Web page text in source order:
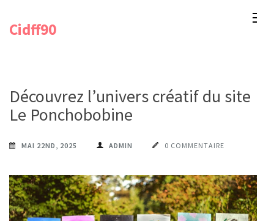
Cidff90
Découvrez l’univers créatif du site
Le Ponchobobine
MAI 22ND, 2025 ADMIN 0 COMMENTAIRE